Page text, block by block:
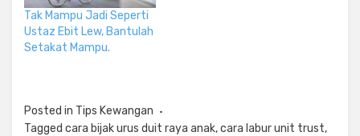
Tak Mampu Jadi Seperti
Ustaz Ebit Lew, Bantulah
Setakat Mampu.
Posted in Tips Kewangan
Tagged cara bijak urus duit raya anak,cara labur unit trust,